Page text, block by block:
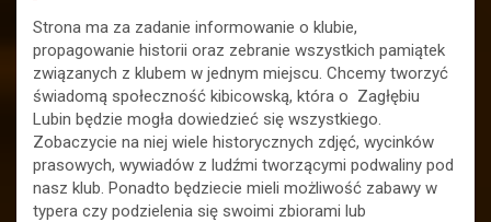
Strona ma za zadanie informowanie o klubie,
propagowanie historii oraz zebranie wszystkich pamiątek
związanych z klubem w jednym miejscu. Chcemy tworzyć
świadomą społeczność kibicowską, która o Zagłębiu
Lubin będzie mogła dowiedzieć się wszystkiego.
Zobaczycie na niej wiele historycznych zdjęć, wycinków
prasowych, wywiadów z ludźmi tworzącymi podwaliny pod
nasz klub. Ponadto będziecie mieli możliwość zabawy w
typera czy podzielenia się swoimi zbiorami lub